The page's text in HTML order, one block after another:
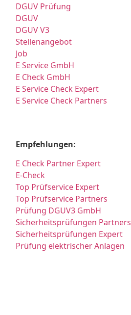
DGUV Prüfung
DGUV
DGUV V3
Stellenangebot
Job
E Service GmbH
E Check GmbH
E Service Check Expert
E Service Check Partners
Empfehlungen:
E Check Partner Expert
E-Check
Top Prüfservice Expert
Top Prüfservice Partners
Prüfung DGUV3 GmbH
Sicherheitsprüfungen Partners
Sicherheitsprüfungen Expert
Prüfung elektrischer Anlagen